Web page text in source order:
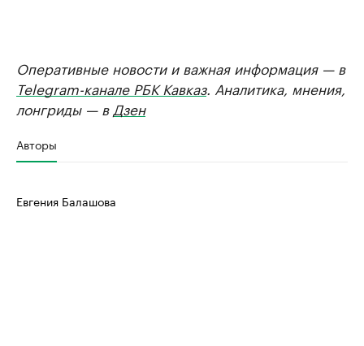
Оперативные новости и важная информация — в
Telegram-канале РБК Кавказ. Аналитика, мнения,
лонгриды — в Дзен
Авторы
Евгения Балашова